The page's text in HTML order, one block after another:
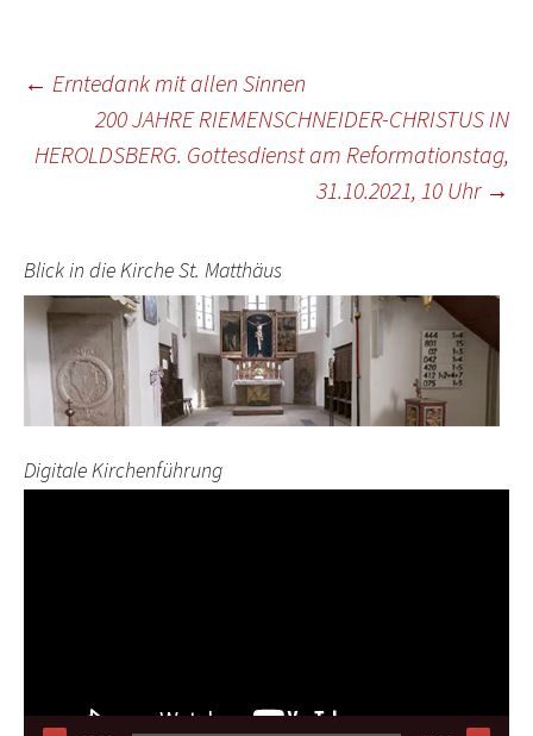
Beitragsnavigation
← Erntedank mit allen Sinnen
200 JAHRE RIEMENSCHNEIDER-CHRISTUS IN
HEROLDSBERG. Gottesdienst am Reformationstag,
31.10.2021, 10 Uhr →
Blick in die Kirche St. Matthäus
Digitale Kirchenführung